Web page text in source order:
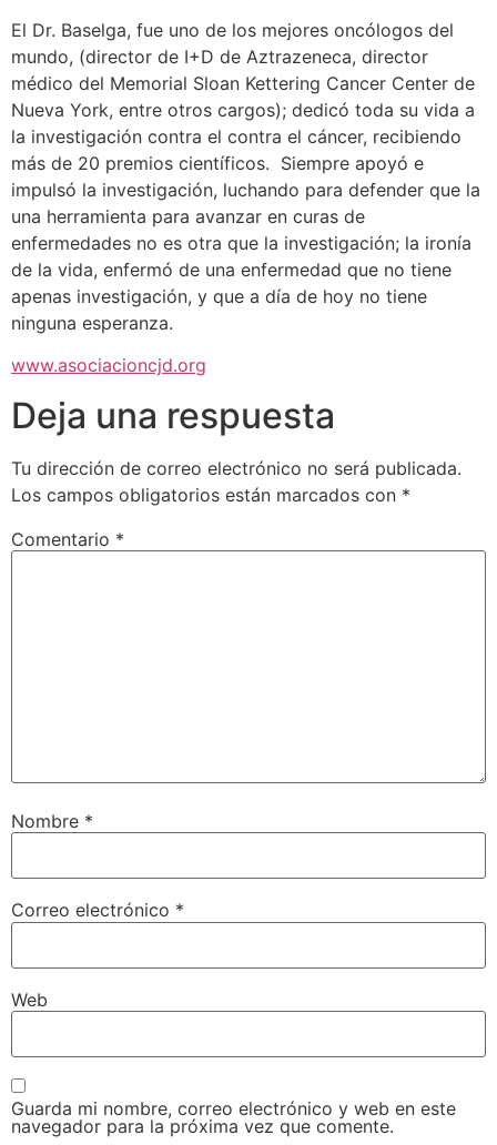
El Dr. Baselga, fue uno de los mejores oncólogos del
mundo, (director de I+D de Aztrazeneca, director
médico del Memorial Sloan Kettering Cancer Center de
Nueva York, entre otros cargos); dedicó toda su vida a
la investigación contra el contra el cáncer, recibiendo
más de 20 premios científicos. Siempre apoyó e
impulsó la investigación, luchando para defender que la
una herramienta para avanzar en curas de
enfermedades no es otra que la investigación; la ironía
de la vida, enfermó de una enfermedad que no tiene
apenas investigación, y que a día de hoy no tiene
ninguna esperanza.
www.asociacioncjd.org
Deja una respuesta
Tu dirección de correo electrónico no será publicada.
Los campos obligatorios están marcados con *
Comentario *
Nombre *
Correo electrónico *
Web
Guarda mi nombre, correo electrónico y web en este
navegador para la próxima vez que comente.